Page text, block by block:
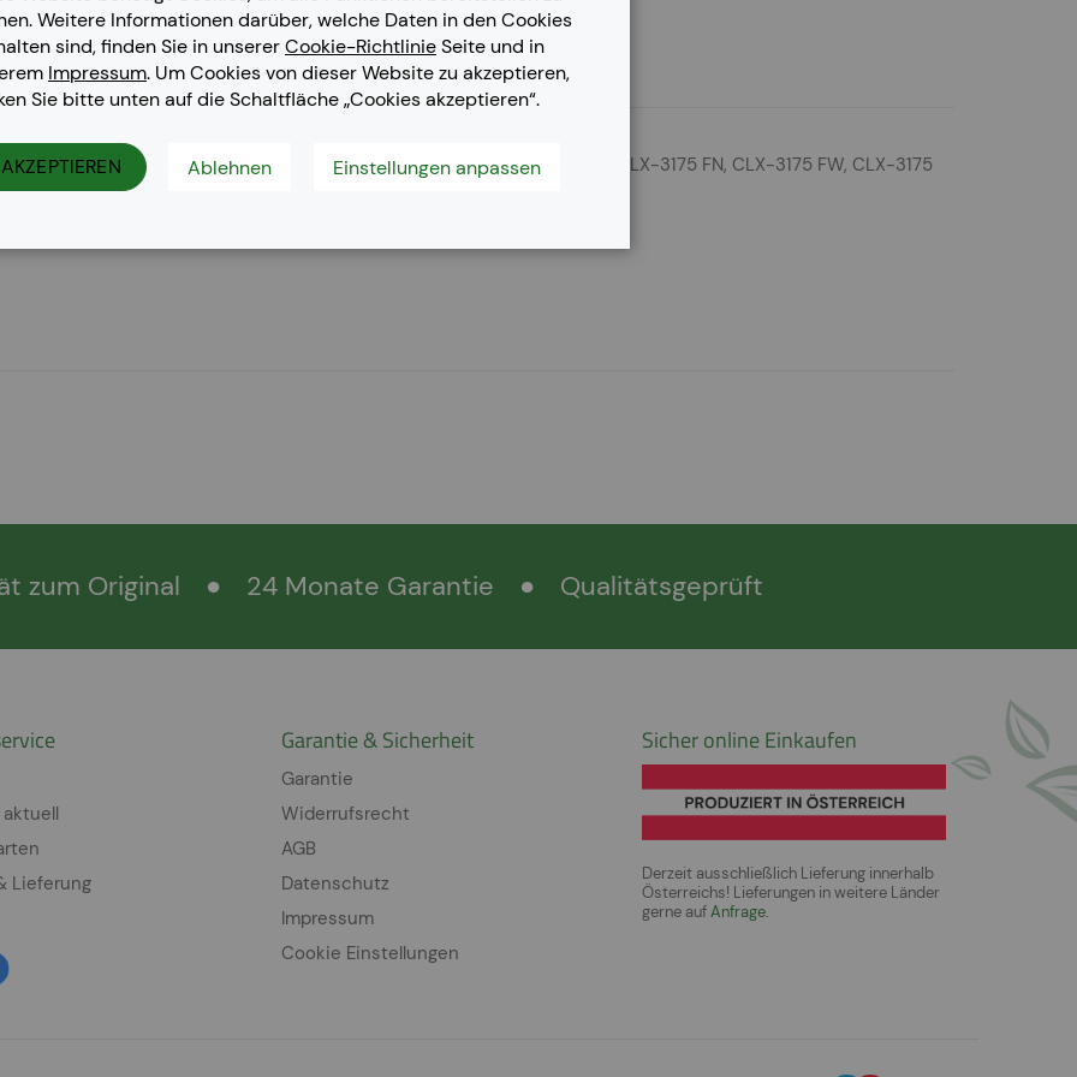
CLP-315, CLP-315 N, CLP-315 W, CLX-3170 FN, CLX-3170 N, CLX-3175, CLX-3175 FN, CLX-3175 FW, CLX-3175
CLP-310
zum Original ● 24 Monate Garantie ● Qualitätsgeprüft
Lieferung
Garantie & Sicherheit
Garantie
Widerrufsrecht
AGB
Datenschutz
Impressum
Cookie Einstellungen
Sicher online Einkaufen
Derzeit ausschließlich Lieferung innerhalb
Österreichs! Lieferungen in weitere Länder
gerne aufAnfrage.
Weitere Informationen darüber, welche Daten in den Cookies
sind, finden Sie in unsererCookie-RichtlinieSeite und in
Impressum. Um Cookies von dieser Website zu akzeptieren,
Sie bitte unten auf die Schaltfläche „Cookies akzeptieren“.
AKZEPTIEREN Ablehnen Einstellungen anpassen